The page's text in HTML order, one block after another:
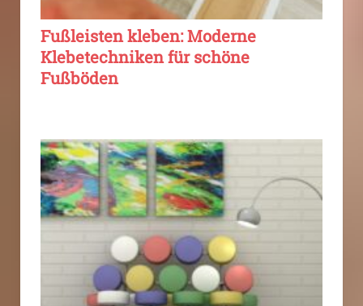
Fußleisten kleben: Moderne
Klebetechniken für schöne
Fußböden